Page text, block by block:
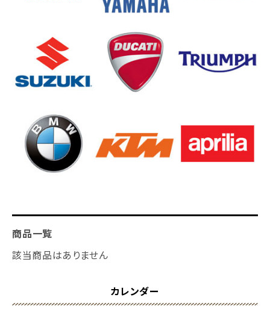
商品一覧
該当商品はありません